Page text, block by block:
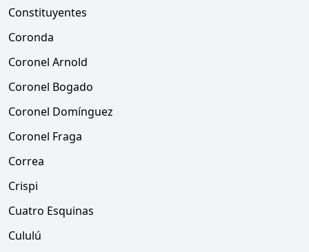
Constituyentes
Coronda
Coronel Arnold
Coronel Bogado
Coronel Domínguez
Coronel Fraga
Correa
Crispi
Cuatro Esquinas
Cululú